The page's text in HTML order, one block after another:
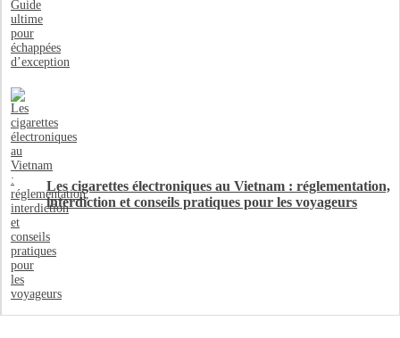
Les cigarettes électroniques au Vietnam : réglementation,
interdiction et conseils pratiques pour les voyageurs